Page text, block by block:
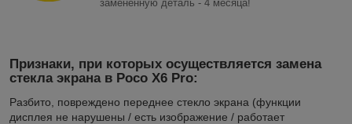
замененную деталь - 4 месяца!
Признаки, при которых осуществляется замена
стекла экрана в Poco X6 Pro:
Разбито, повреждено переднее стекло экрана (функции
дисплея не нарушены / есть изображение / работает